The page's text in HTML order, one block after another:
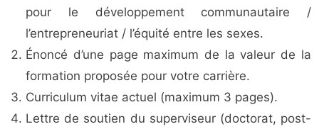
pour le développement communautaire /
l’entrepreneuriat / l’équité entre les sexes.
Énoncé d’une page maximum de la valeur de la
formation proposée pour votre carrière.
Curriculum vitae actuel (maximum 3 pages).
Lettre de soutien du superviseur (doctorat, post-